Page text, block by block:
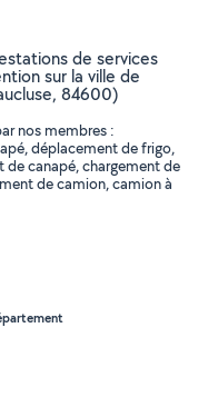
de services
sur la ville de
84600)
nos membres :
déplacement de frigo,
canapé, chargement de
de camion, camion à